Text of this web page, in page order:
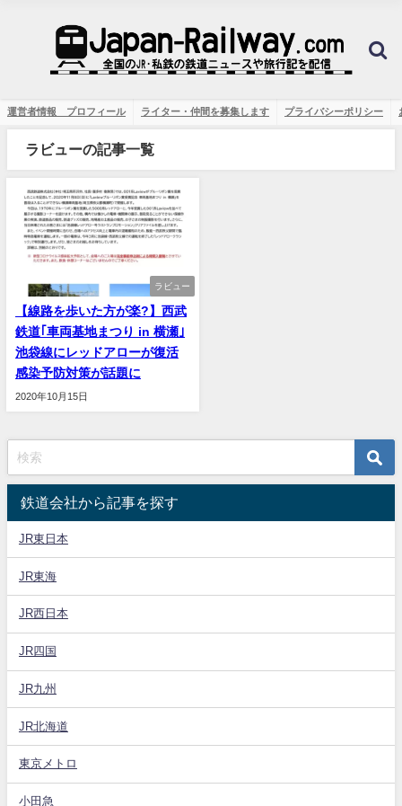
運営者情報 プロフィール ライター・仲間を募集します プライバシーポリシー
ラビューの記事一覧
ラビュー
【線路を歩いた方が楽?】西武
鉄道｢車両基地まつり in 横瀬｣
池袋線にレッドアローが復活
感染予防対策が話題に
2020年10月15日
鉄道会社から記事を探す
JR東日本
JR東海
JR西日本
JR四国
JR九州
JR北海道
東京メトロ
小田急